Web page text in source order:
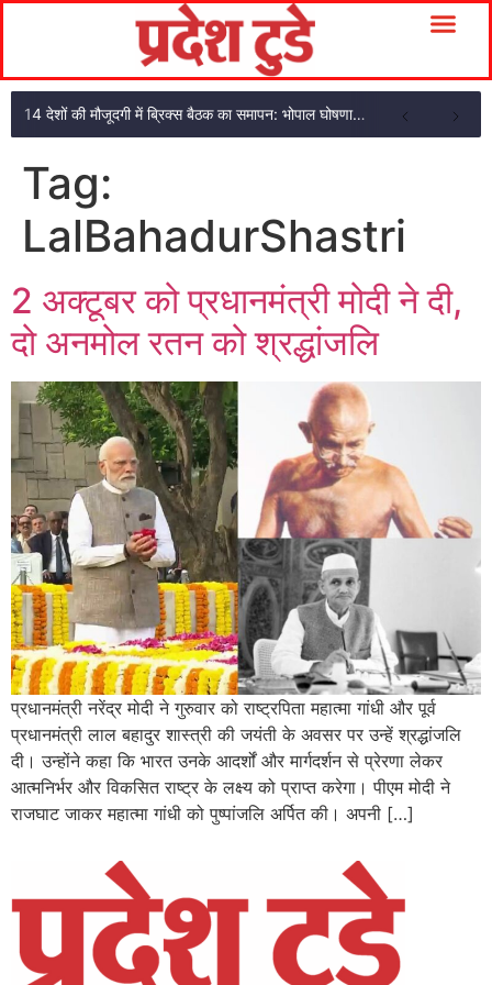
14 देशों की मौजूदगी में ब्रिक्स बैठक का समापन: भोपाल घोषणा पत्र अपनाया
Tag:
LalBahadurShastri
2 अक्टूबर को प्रधानमंत्री मोदी ने दी,
दो अनमोल रतन को श्रद्धांजलि
प्रधानमंत्री नरेंद्र मोदी ने गुरुवार को राष्ट्रपिता महात्मा गांधी और पूर्व
प्रधानमंत्री लाल बहादुर शास्त्री की जयंती के अवसर पर उन्हें श्रद्धांजलि
दी। उन्होंने कहा कि भारत उनके आदर्शों और मार्गदर्शन से प्रेरणा लेकर
आत्मनिर्भर और विकसित राष्ट्र के लक्ष्य को प्राप्त करेगा। पीएम मोदी ने
राजघाट जाकर महात्मा गांधी को पुष्पांजलि अर्पित की। अपनी […]